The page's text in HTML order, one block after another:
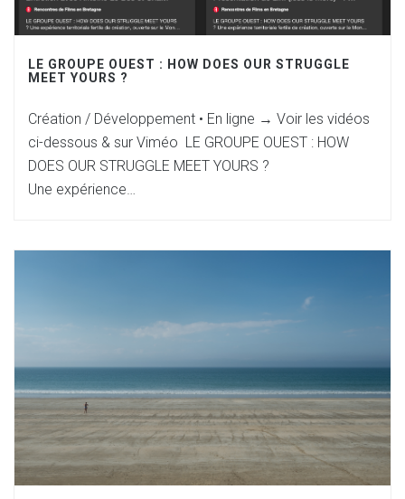
LE GROUPE OUEST : HOW DOES OUR STRUGGLE
MEET YOURS ?
Création / Développement • En ligne → Voir les vidéos
ci-dessous & sur Viméo LE GROUPE OUEST : HOW
DOES OUR STRUGGLE MEET YOURS ?
Une expérience…